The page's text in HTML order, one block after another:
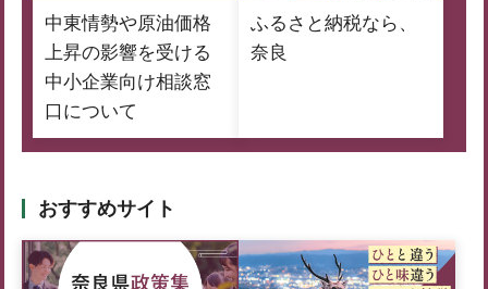
中東情勢や原油価格
上昇の影響を受ける
中小企業向け相談窓
口について
ふるさと納税なら、
奈良
おすすめサイト